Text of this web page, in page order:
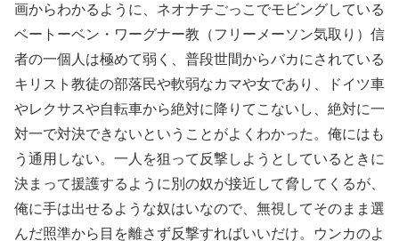
画からわかるように、ネオナチごっこでモビングしている
ベートーベン・ワーグナー教（フリーメーソン気取り）信
者の一個人は極めて弱く、普段世間からバカにされている
キリスト教徒の部落民や軟弱なカマや女であり、ドイツ車
やレクサスや自転車から絶対に降りてこないし、絶対に一
対一で対決できないということがよくわかった。俺にはも
う通用しない。一人を狙って反撃しようとしているときに
決まって援護するように別の奴が接近して脅してくるが、
俺に手は出せるような奴はいなので、無視してそのまま選
んだ照準から目を離さず反撃すればいいだけ。ウンカのよ